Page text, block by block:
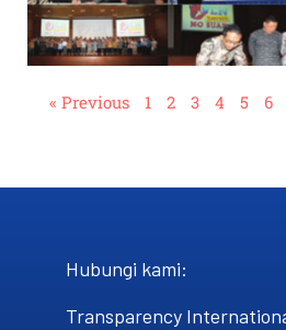
« Previous 1 2 3 4 5 6
Hubungi kami​:
Transparency